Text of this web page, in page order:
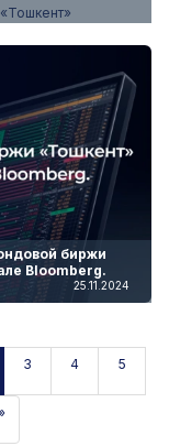
биржи
Bloomberg.
25.11.2024
3 4 5